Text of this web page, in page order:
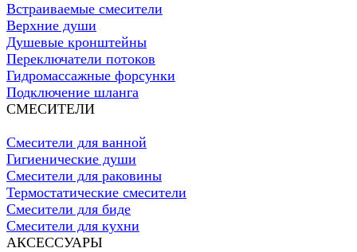
Встраиваемые смесители
Верхние души
Душевые кронштейны
Переключатели потоков
Гидромассажные форсунки
Подключение шланга
СМЕСИТЕЛИ
Смесители для ванной
Гигиенические души
Смесители для раковины
Термостатические смесители
Смесители для биде
Смесители для кухни
АКСЕССУАРЫ